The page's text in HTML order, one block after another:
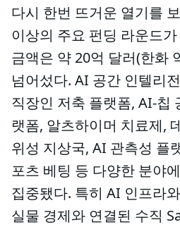
다시 한번 뜨거운 열기를
이상의 주요 펀딩 라운드
금액은 약 20억 달러(한화
넘어섰다. AI 공간 인텔리
직장인 저축 플랫폼, AI-칩
랫폼, 알츠하이머 치료제,
위성 지상국, AI 관측성 플
포츠 베팅 등 다양한 분야
집중됐다. 특히 AI 인프라
실물 경제와 연결된 수직